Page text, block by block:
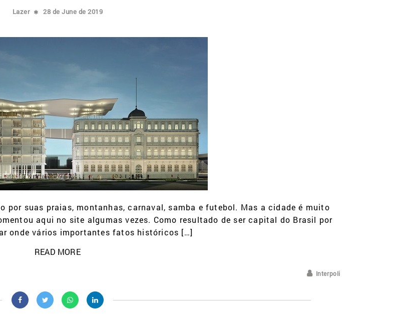
Lazer 28 de June de 2019
por suas praias, montanhas, carnaval, samba e futebol. Mas a cidade é muito
aqui no site algumas vezes. Como resultado de ser capital do Brasil por
onde vários importantes fatos históricos […]
READ MORE
Interpoli